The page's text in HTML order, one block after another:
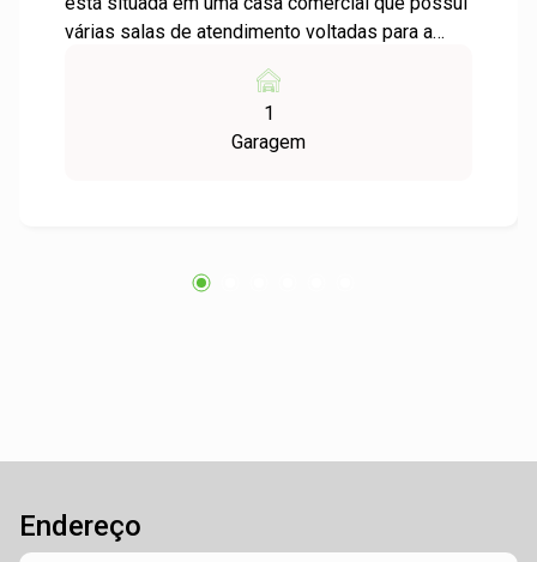
várias salas de atendimento voltadas para a
mobiliada. O espaço é parte de um ambiente
que conta com uma recepção, proporcionando
agilidade aos atendimentos. Além disso, há uma
proporciona segurança, com interfone no portão
1
Garagem
Endereço